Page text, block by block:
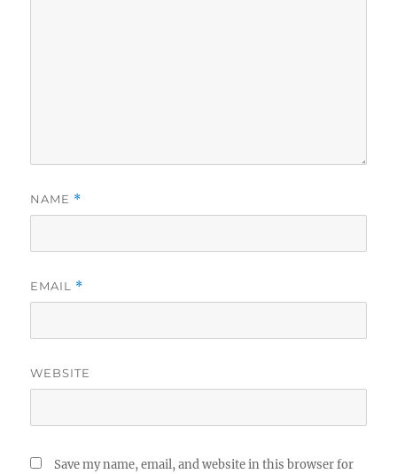
NAME *
EMAIL *
WEBSITE
Save my name, email, and website in this browser for